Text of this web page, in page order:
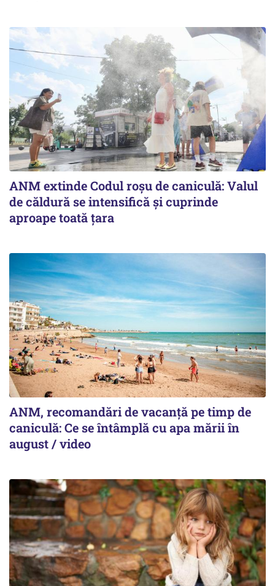
ANM extinde Codul roșu de caniculă: Valul
de căldură se intensifică și cuprinde
aproape toată țara
ANM, recomandări de vacanță pe timp de
caniculă: Ce se întâmplă cu apa mării în
august / video